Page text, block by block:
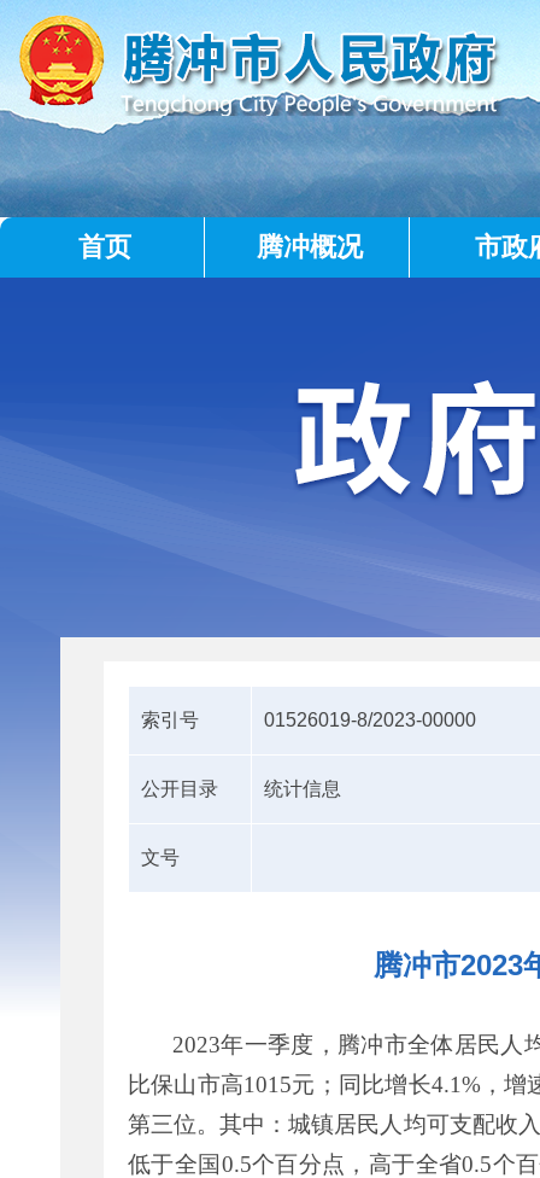
首页 腾冲概况 市政
索引号 01526019-8/2023-00000
公开目录 统计信息
文号
腾冲市2023
2023年一季度，腾冲市全体居民人
比保山市高1015元；同比增长4.1%，增
第三位。其中：城镇居民人均可支配收入
低于全国0.5个百分点，高于全省0.5个